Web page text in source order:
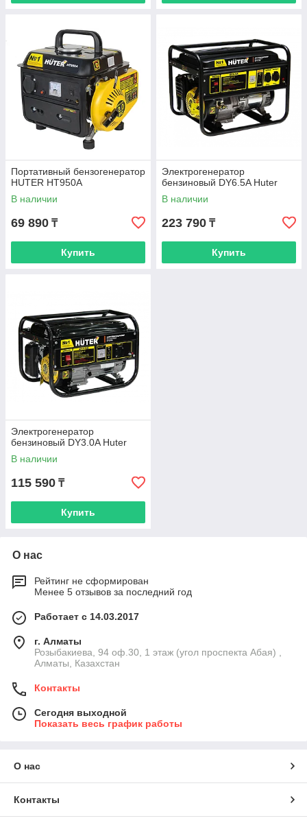
Портативный бензогенератор
HUTER HT950A
В наличии
69 890 ₸
Купить
Электрогенератор
бензиновый DY6.5A Huter
В наличии
223 790 ₸
Купить
Электрогенератор
бензиновый DY3.0A Huter
В наличии
115 590 ₸
Купить
О нас
Рейтинг не сформирован
Менее 5 отзывов за последний год
Работает с 14.03.2017
г. Алматы
Розыбакиева, 94 оф.30, 1 этаж (угол проспекта Абая) ,
Алматы, Казахстан
Контакты
Сегодня выходной
Показать весь график работы
О нас
Контакты